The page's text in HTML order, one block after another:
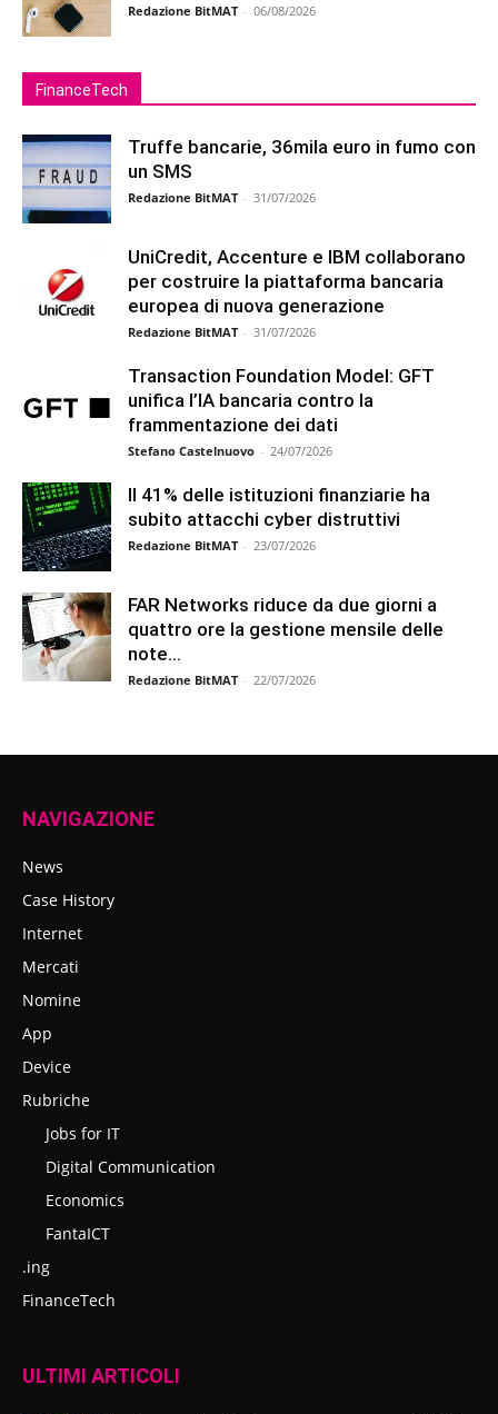
Redazione BitMAT - 06/08/2026
FinanceTech
Truffe bancarie, 36mila euro in fumo con
un SMS
Redazione BitMAT - 31/07/2026
UniCredit, Accenture e IBM collaborano
per costruire la piattaforma bancaria
europea di nuova generazione
Redazione BitMAT - 31/07/2026
Transaction Foundation Model: GFT
unifica l’IA bancaria contro la
frammentazione dei dati
Stefano Castelnuovo - 24/07/2026
Il 41% delle istituzioni finanziarie ha
subito attacchi cyber distruttivi
Redazione BitMAT - 23/07/2026
FAR Networks riduce da due giorni a
quattro ore la gestione mensile delle
note...
Redazione BitMAT - 22/07/2026
NAVIGAZIONE
News
Case History
Internet
Mercati
Nomine
App
Device
Rubriche
Jobs for IT
Digital Communication
Economics
FantaICT
.ing
FinanceTech
ULTIMI ARTICOLI